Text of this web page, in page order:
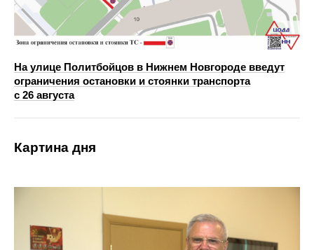
На улице Политбойцов в Нижнем Новгороде введут
ограничения остановки и стоянки транспорта
с 26 августа
Картина дня